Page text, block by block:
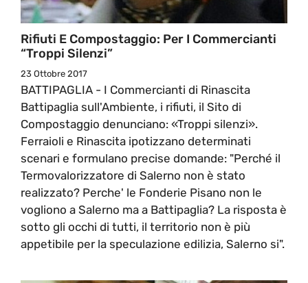
Rifiuti E Compostaggio: Per I Commercianti
“troppi Silenzi”
23 Ottobre 2017
BATTIPAGLIA - I Commercianti di Rinascita
Battipaglia sull'Ambiente, i rifiuti, il Sito di
Compostaggio denunciano: «Troppi silenzi».
Ferraioli e Rinascita ipotizzano determinati
scenari e formulano precise domande: "Perché il
Termovalorizzatore di Salerno non è stato
realizzato? Perche' le Fonderie Pisano non le
vogliono a Salerno ma a Battipaglia? La risposta è
sotto gli occhi di tutti, il territorio non è più
appetibile per la speculazione edilizia, Salerno si".